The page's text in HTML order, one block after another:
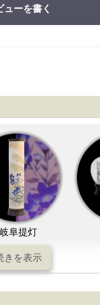
ューを書く
岐阜提灯